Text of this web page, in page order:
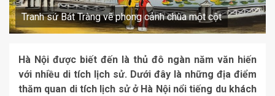
Tranh sứ Bát Tràng vẽ phong cảnh chùa một cột
Hà Nội được biết đến là thủ đô ngàn năm văn hiến
với nhiều di tích lịch sử. Dưới đây là những địa điểm
thăm quan di tích lịch sử ở Hà Nội nổi tiếng du khách